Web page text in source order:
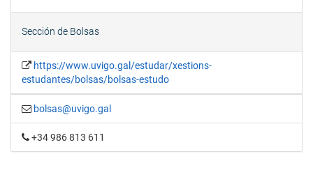
Sección de Bolsas
https://www.uvigo.gal/estudar/xestions-
estudantes/bolsas/bolsas-estudo
bolsas@uvigo.gal
+34 986 813 611